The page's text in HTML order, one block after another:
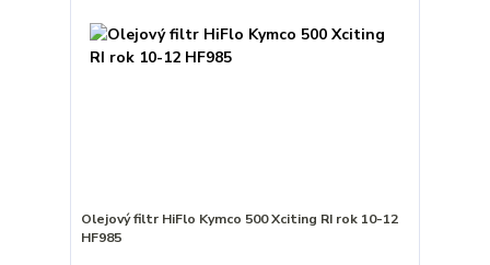
Olejový filtr HiFlo Kymco 500 Xciting RI rok 10-12
HF985